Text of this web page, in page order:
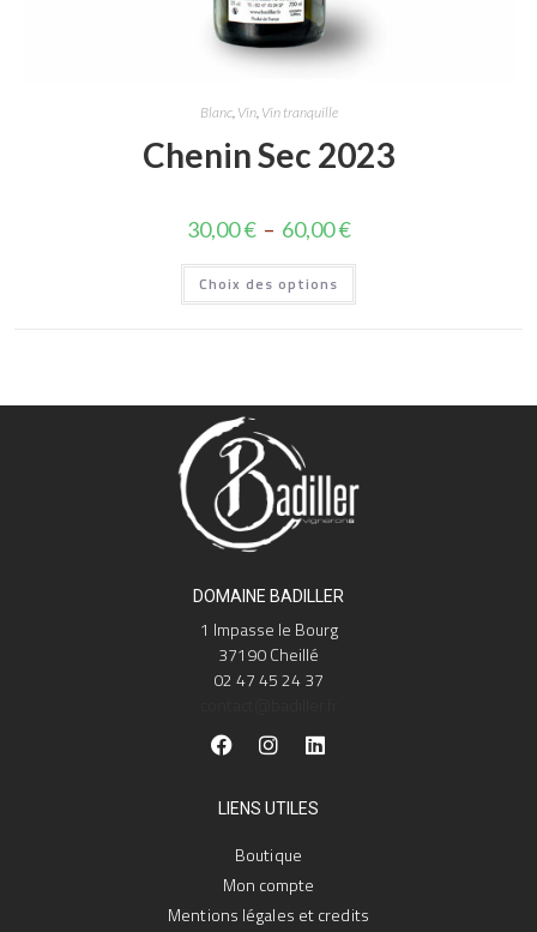
Blanc, Vin, Vin tranquille
Chenin Sec 2023
30,00€ – 60,00€
Choix des options
DOMAINE BADILLER
1 Impasse le Bourg
37190 Cheillé
02 47 45 24 37
LIENS UTILES
Boutique
Mon compte
Mentions légales et credits